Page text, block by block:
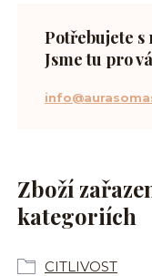
Zboží
kategoriích
CITLIVOST
Potřebujete
Jsme tu pro